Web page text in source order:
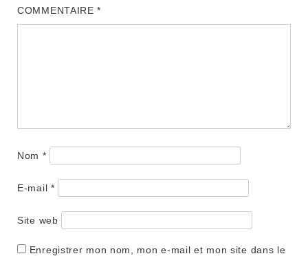
COMMENTAIRE*
Nom *
E-mail *
Site web
Enregistrer mon nom, mon e-mail et mon site dans le